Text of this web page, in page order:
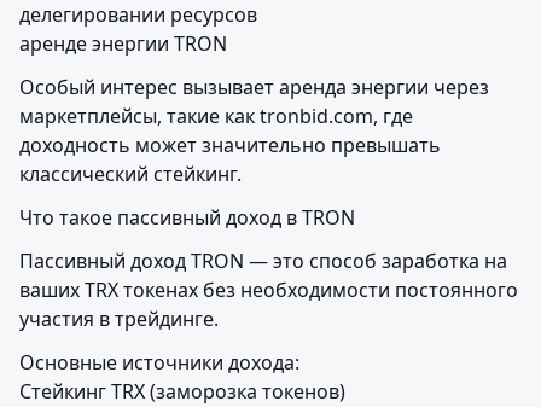
делегировании ресурсов
аренде энергии TRON
Особый интерес вызывает аренда энергии через
маркетплейсы, такие как tronbid.com, где
доходность может значительно превышать
классический стейкинг.
Что такое пассивный доход в TRON
Пассивный доход TRON — это способ заработка на
ваших TRX токенах без необходимости постоянного
участия в трейдинге.
Основные источники дохода:
Стейкинг TRX (заморозка токенов)